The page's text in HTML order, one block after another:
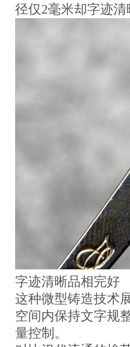
径仅2毫米却字迹
字迹清晰品相完好
这种微型铸造技术
空间内保持文字规
量控制。